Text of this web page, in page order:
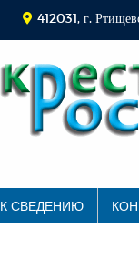
412031, г.
К СВЕДЕНИЮ